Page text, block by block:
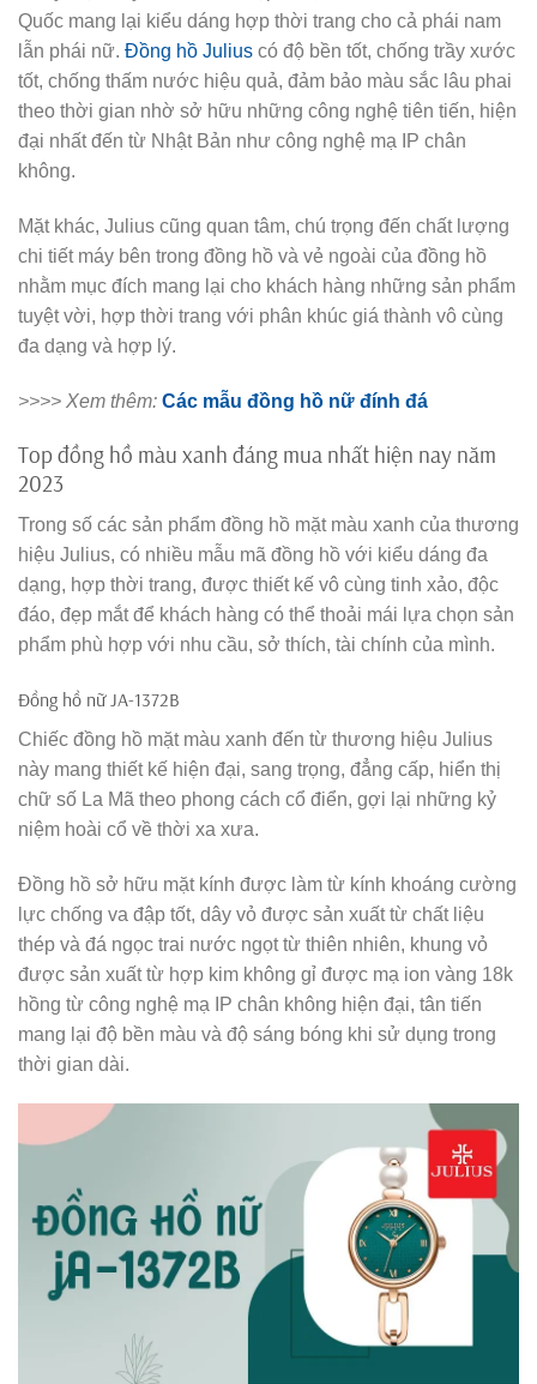
Quốc mang lại kiểu dáng hợp thời trang cho cả phái nam
lẫn phái nữ. Đồng hồ Julius có độ bền tốt, chống trầy xước
tốt, chống thấm nước hiệu quả, đảm bảo màu sắc lâu phai
theo thời gian nhờ sở hữu những công nghệ tiên tiến, hiện
đại nhất đến từ Nhật Bản như công nghệ mạ IP chân
không.
Mặt khác, Julius cũng quan tâm, chú trọng đến chất lượng
chi tiết máy bên trong đồng hồ và vẻ ngoài của đồng hồ
nhằm mục đích mang lại cho khách hàng những sản phẩm
tuyệt vời, hợp thời trang với phân khúc giá thành vô cùng
đa dạng và hợp lý.
>>>> Xem thêm: Các mẫu đồng hồ nữ đính đá
Top đồng hồ màu xanh đáng mua nhất hiện nay năm
2023
Trong số các sản phẩm đồng hồ mặt màu xanh của thương
hiệu Julius, có nhiều mẫu mã đồng hồ với kiểu dáng đa
dạng, hợp thời trang, được thiết kế vô cùng tinh xảo, độc
đáo, đẹp mắt để khách hàng có thể thoải mái lựa chọn sản
phẩm phù hợp với nhu cầu, sở thích, tài chính của mình.
Đồng hồ nữ JA-1372B
Chiếc đồng hồ mặt màu xanh đến từ thương hiệu Julius
này mang thiết kế hiện đại, sang trọng, đẳng cấp, hiển thị
chữ số La Mã theo phong cách cổ điển, gợi lại những kỷ
niệm hoài cổ về thời xa xưa.
Đồng hồ sở hữu mặt kính được làm từ kính khoáng cường
lực chống va đập tốt, dây vỏ được sản xuất từ chất liệu
thép và đá ngọc trai nước ngọt từ thiên nhiên, khung vỏ
được sản xuất từ hợp kim không gỉ được mạ ion vàng 18k
hồng từ công nghệ mạ IP chân không hiện đại, tân tiến
mang lại độ bền màu và độ sáng bóng khi sử dụng trong
thời gian dài.